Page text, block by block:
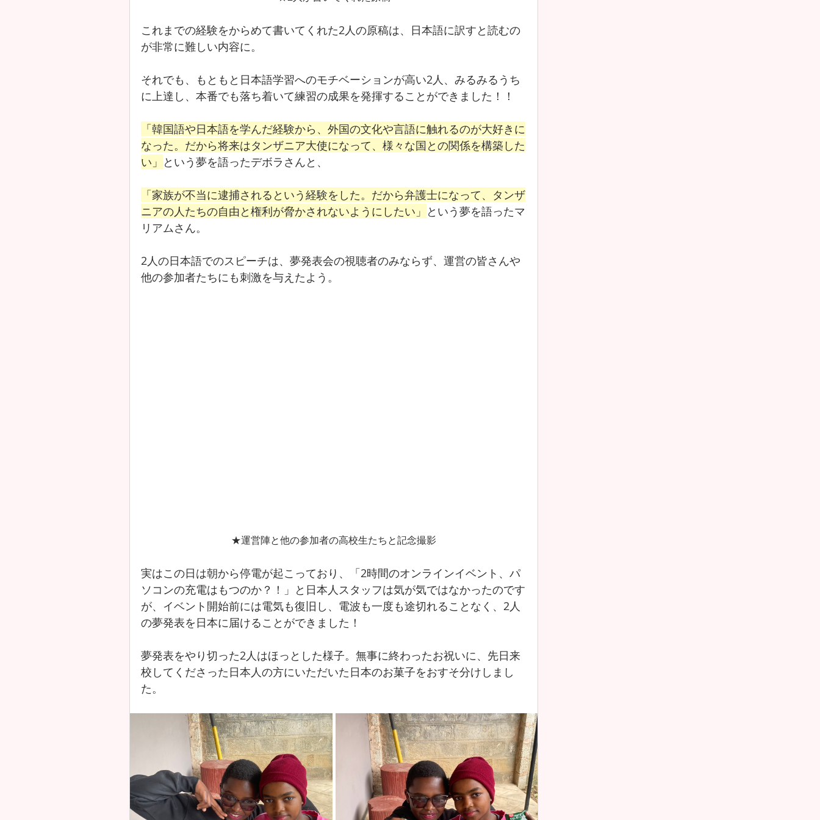
これまでの経験をからめて書いてくれた2人の原稿は、日本語に訳すと読むの
が非常に難しい内容に。
それでも、もともと日本語学習へのモチベーションが高い2人、みるみるうち
に上達し、本番でも落ち着いて練習の成果を発揮することができました！！
「韓国語や日本語を学んだ経験から、外国の文化や言語に触れるのが大好きに
なった。だから将来はタンザニア大使になって、様々な国との関係を構築した
い」 という夢を語ったデボラさんと、
「家族が不当に逮捕されるという経験をした。だから弁護士になって、タンザ
ニアの人たちの自由と権利が脅かされないようにしたい」 という夢を語ったマ
リアムさん。
2人の日本語でのスピーチは、夢発表会の視聴者のみならず、運営の皆さんや
他の参加者たちにも刺激を与えたよう。
★運営陣と他の参加者の高校生たちと記念撮影
実はこの日は朝から停電が起こっており、「2時間のオンラインイベント、パ
ソコンの充電はもつのか？！」と日本人スタッフは気が気ではなかったのです
が、イベント開始前には電気も復旧し、電波も一度も途切れることなく、2人
の夢発表を日本に届けることができました！
夢発表をやり切った2人はほっとした様子。無事に終わったお祝いに、先日来
校してくださった日本人の方にいただいた日本のお菓子をおすそ分けしまし
た。